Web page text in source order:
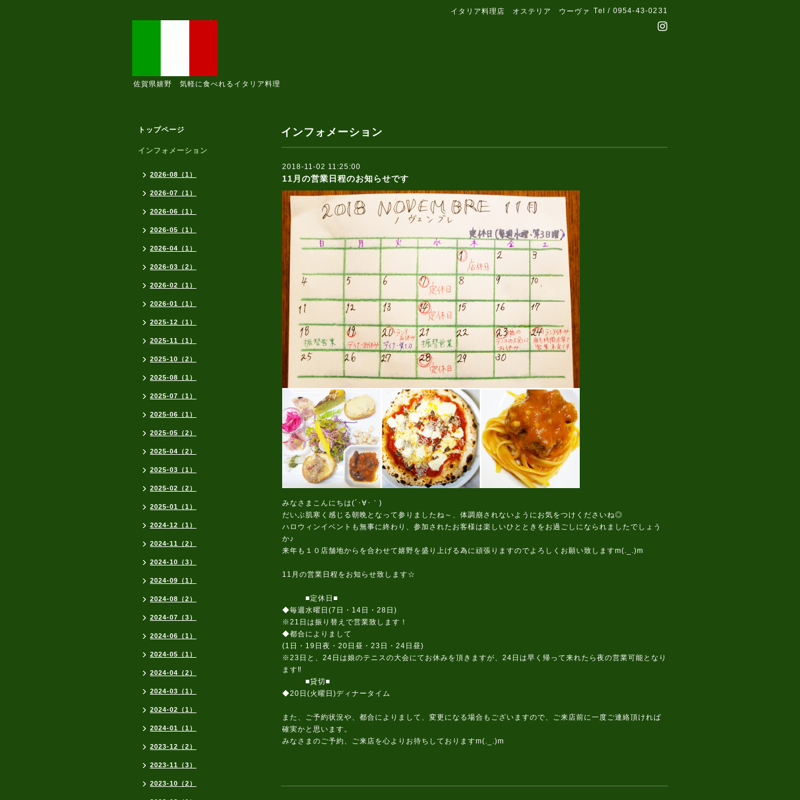
イタリア料理店 オステリア ウーヴァ Tel / 0954-43-0231
佐賀県嬉野 気軽に食べれるイタリア料理
インフォメーション
2018-11-02 11:25:00
11月の営業日程のお知らせです
みなさまこんにちは(´･∀･｀)
だいぶ肌寒く感じる朝晩となって参りましたね～、体調崩されないようにお気をつけくださいね◎
ハロウィンイベントも無事に終わり、参加されたお客様は楽しいひとときをお過ごしになられましたでしょう
か♪
来年も１０店舗地からを合わせて嬉野を盛り上げる為に頑張りますのでよろしくお願い致しますm(._.)m
11月の営業日程をお知らせ致します☆
■定休日■
◆毎週水曜日(7日・14日・28日)
※21日は振り替えで営業致します！
◆都合によりまして
(1日・19日夜・20日昼・23日・24日昼)
※23日と、24日は娘のテニスの大会にてお休みを頂きますが、24日は早く帰って来れたら夜の営業可能となり
ます‼️
■貸切■
◆20日(火曜日)ディナータイム
また、ご予約状況や、都合によりまして、変更になる場合もございますので、ご来店前に一度ご連絡頂ければ
確実かと思います。
みなさまのご予約、ご来店を心よりお待ちしておりますm(._.)m
トップページ
インフォメーション
2026-08（1）
2026-07（1）
2026-06（1）
2026-05（1）
2026-04（1）
2026-03（2）
2026-02（1）
2026-01（1）
2025-12（1）
2025-11（1）
2025-10（2）
2025-08（1）
2025-07（1）
2025-06（1）
2025-05（2）
2025-04（2）
2025-03（1）
2025-02（2）
2025-01（1）
2024-12（1）
2024-11（2）
2024-10（3）
2024-09（1）
2024-08（2）
2024-07（3）
2024-06（1）
2024-05（1）
2024-04（2）
2024-03（1）
2024-02（1）
2024-01（1）
2023-12（2）
2023-11（3）
2023-10（2）